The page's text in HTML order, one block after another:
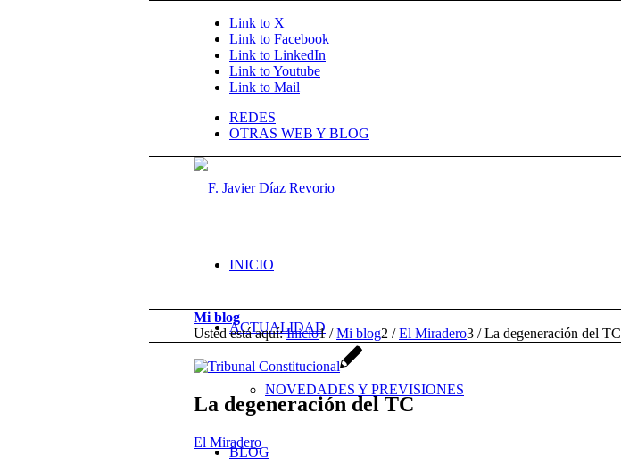
Link to X
Link to Facebook
Link to LinkedIn
Link to Youtube
Link to Mail
REDES
OTRAS WEB Y BLOG
INICIO
ACTUALIDAD
NOVEDADES Y PREVISIONES
BLOG
Mi blog
Usted está aquí: Inicio1 / Mi blog2 / El Miradero3 / La degeneración del TC
La degeneración del TC
El Miradero